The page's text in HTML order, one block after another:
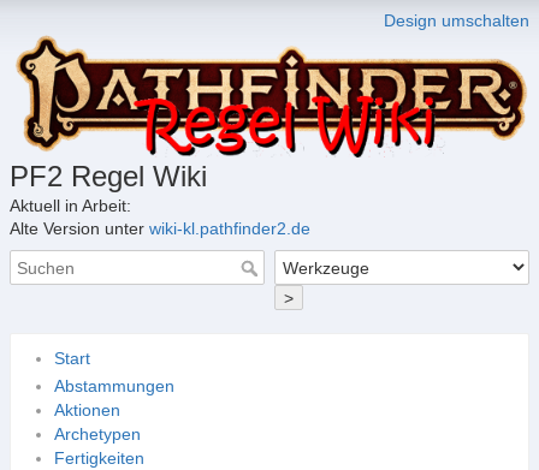
Design umschalten
PF2 Regel Wiki
Aktuell in Arbeit:
Alte Version unter wiki-kl.pathfinder2.de
>
Start
Abstammungen
Aktionen
Archetypen
Fertigkeiten